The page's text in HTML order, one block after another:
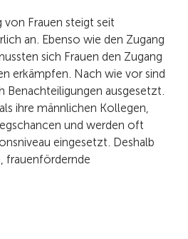
von Frauen steigt seit
an. Ebenso wie den Zugang
sich Frauen den Zugang
erkämpfen. Nach wie vor sind
Benachteiligungen ausgesetzt.
ihre männlichen Kollegen,
und werden oft
eingesetzt. Deshalb
frauenfördernde